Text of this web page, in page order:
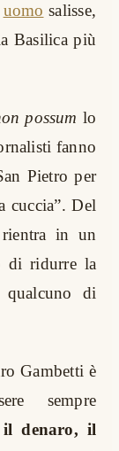
uomo salisse,
Basilica più
possum lo
fanno
Pietro per
cuccia”. Del
in un
di ridurre la
qualcuno di
Gambetti è
sempre
denaro, il